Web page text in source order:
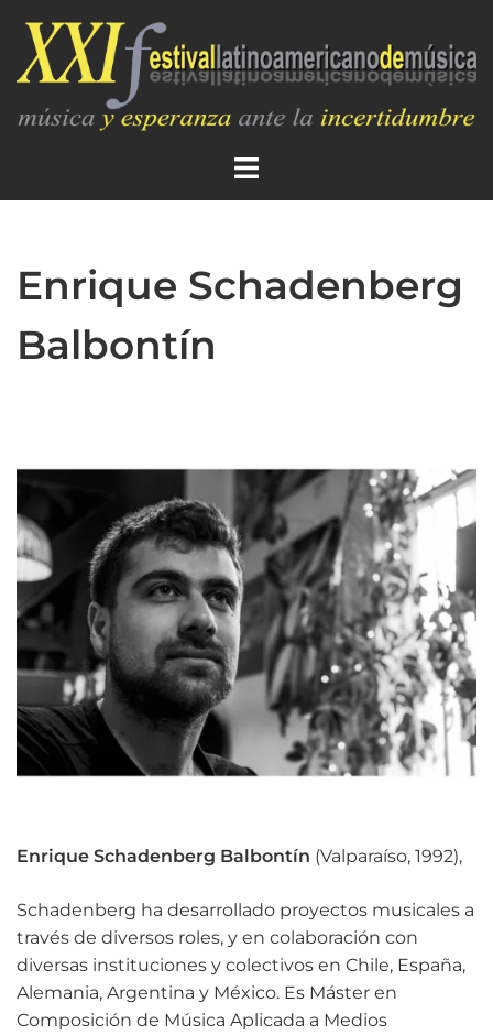
Enrique Schadenberg
Balbontín
Enrique Schadenberg Balbontín (Valparaíso, 1992),
Schadenberg ha desarrollado proyectos musicales a
través de diversos roles, y en colaboración con
diversas instituciones y colectivos en Chile, España,
Alemania, Argentina y México. Es Máster en
Composición de Música Aplicada a Medios